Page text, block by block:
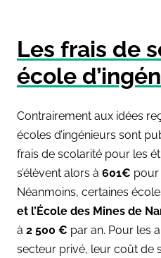
Les frais de
école
Contrairement aux idées
écoles d’ingénieurs sont
frais de scolarité pour les
s’élèvent alors à 601€ pour
Néanmoins, certaines
et l’École des Mines de
à 2 500 € par an. Pour les
secteur privé, leur coût de